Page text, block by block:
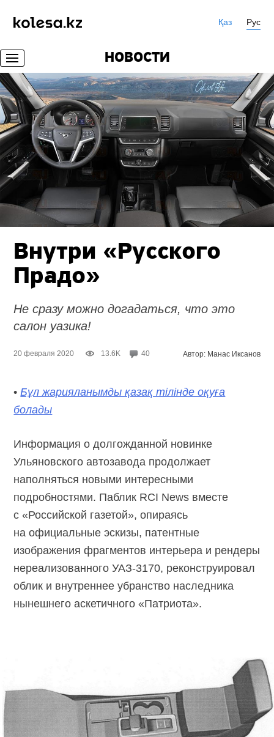
Қаз Рус
НОВОСТИ
Внутри «Русского
Прадо»
Не сразу можно догадаться, что это
салон уазика!
20 февраля 2020 13.6K 40 Автор: Манас Иксанов
•Бұл жарияланымды қазақ тілінде оқуға
болады
Информация о долгожданной новинке
Ульяновского автозавода продолжает
наполняться новыми интересными
подробностями. Паблик RCI News вместе
с «Российской газетой», опираясь
на официальные эскизы, патентные
изображения фрагментов интерьера и рендеры
нереализованногоУАЗ-3170, реконструировал
облик и внутреннее убранство наследника
нынешнего аскетичного «Патриота».